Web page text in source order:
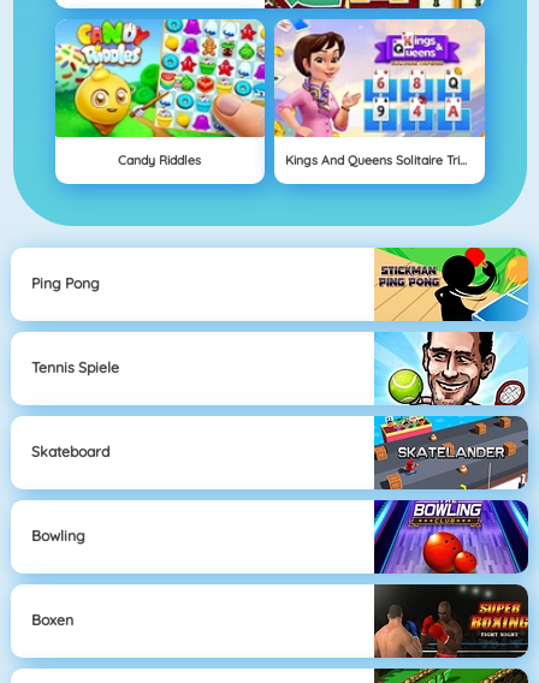
Candy Riddles Kings And Queens Solitaire Tripeaks
Ping Pong
Tennis Spiele
Skateboard
Bowling
Boxen